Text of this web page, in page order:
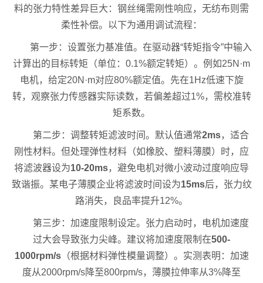
料的张力特性差异巨大：钢丝绳需刚性响应，无纺布则需
柔性补偿。以下为通用调试流程：
第一步：设置张力基准值。在驱动器“转矩指令”中输入
计算出的目标转矩（单位：0.1%额定转矩）。例如25N·m
电机，给定20N·m对应80%额定值。先在1Hz低速下旋
转，观察张力传感器实际读数，若偏差超过1%，需校准转
矩系数。
第二步：调整转矩滤波时间。默认值通常2ms，适合
刚性材料。但处理弹性材料（如橡胶、塑料薄膜）时，应
将滤波器设为10-20ms，避免电机对微小波动过度响应导
致谐振。某电子薄膜企业将滤波时间设为15ms后，张力纹
路消失，良品率提升12%。
第三步：加速度限制设定。张力启动时，电机加速度
过大会导致张力尖峰。建议将加速度限制在500-
1000rpm/s（根据材料弹性模量调整）。实测表明：加速
度从2000rpm/s降至800rpm/s，薄膜拉伸率从3%降至